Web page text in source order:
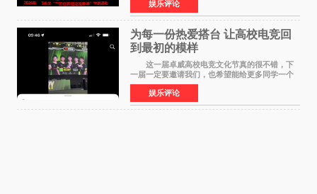
开创云南发展新局面 "为主题，坚持以新时代中国
特色社会主义
娱乐评论
为每一份热爱搭台 让高校电竞回
到最初的模样
这一届卓威高校电竞文化节真的很不错，下
一届一定要邀请我们，也希望能给更多同学一个
来到现场的机会。 2026卓威高校电竞文化节
已经落下帷幕，在活动结束后，仍有不少高校电
竞社负责人和现
娱乐评论